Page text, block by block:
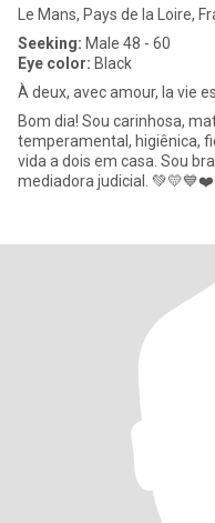
Le Mans, Pays de la Loire,
Seeking: Male 48 - 60
Eye color: Black
À deux, avec amour, la vie
Bom dia! Sou carinhosa,
temperamental, higiênica,
vida a dois em casa. Sou
mediadora judicial.